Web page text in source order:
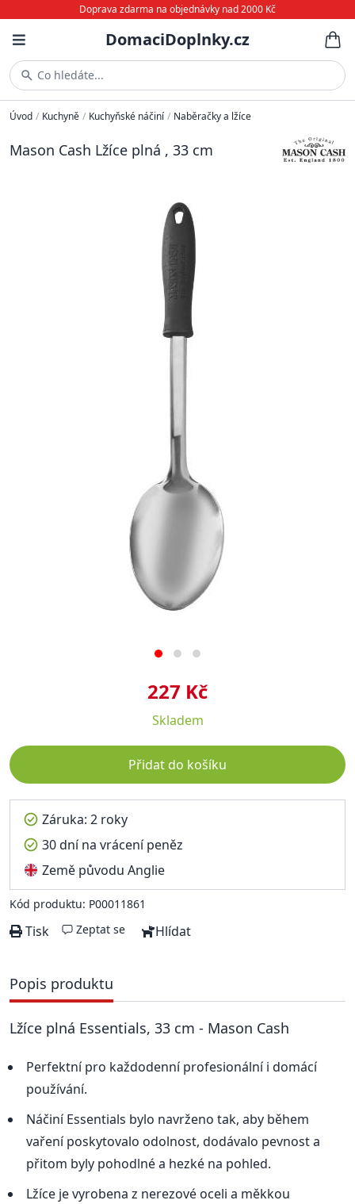
Doprava zdarma na objednávky nad 2000 Kč
DomaciDoplnky.cz
Co hledáte...
Úvod / Kuchyně / Kuchyňské náčiní / Naběračky a lžíce
Mason Cash Lžíce plná , 33 cm
227 Kč
Skladem
Přidat do košíku
Záruka: 2 roky
30 dní na vrácení peněz
Země původu Anglie
Kód produktu: P00011861
Tisk Zeptat se Hlídat
Popis produktu
Lžíce plná Essentials, 33 cm - Mason Cash
Perfektní pro každodenní profesionální i domácí
používání.
Náčiní Essentials bylo navrženo tak, aby během
vaření poskytovalo odolnost, dodávalo pevnost a
přitom byly pohodlné a hezké na pohled.
Lžíce je vyrobena z nerezové oceli a měkkou